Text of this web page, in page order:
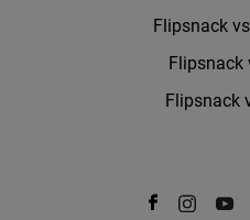
Flipsnack
Flipsnack
Flipsnack